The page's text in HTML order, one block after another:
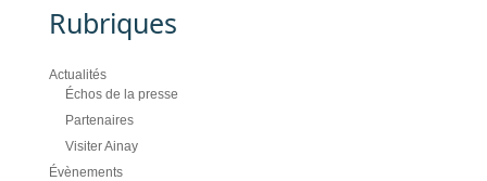
Rubriques
Actualités
Échos de la presse
Partenaires
Visiter Ainay
Évènements